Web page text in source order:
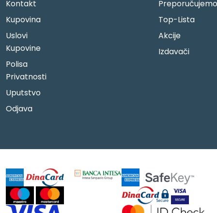
Kontakt
Kupovina
Uslovi
Kupovine
Polisa
Privatnosti
Uputstvo
Odjava
Preporučujemo
Top-Lista
Akcije
Izdavači